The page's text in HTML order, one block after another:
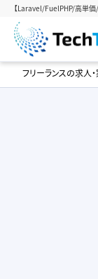
【Laravel/FuelPHP/高単価
フリーランスの求人